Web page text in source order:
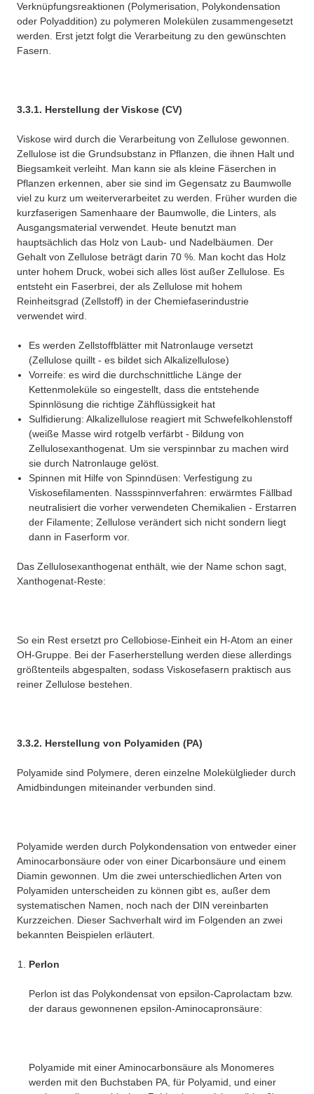
Verknüpfungsreaktionen (Polymerisation, Polykondensation
oder Polyaddition) zu polymeren Molekülen zusammengesetzt
werden. Erst jetzt folgt die Verarbeitung zu den gewünschten
Fasern.
3.3.1. Herstellung der Viskose (CV)
Viskose wird durch die Verarbeitung von Zellulose gewonnen.
Zellulose ist die Grundsubstanz in Pflanzen, die ihnen Halt und
Biegsamkeit verleiht. Man kann sie als kleine Fäserchen in
Pflanzen erkennen, aber sie sind im Gegensatz zu Baumwolle
viel zu kurz um weiterverarbeitet zu werden. Früher wurden die
kurzfaserigen Samenhaare der Baumwolle, die Linters, als
Ausgangsmaterial verwendet. Heute benutzt man
hauptsächlich das Holz von Laub- und Nadelbäumen. Der
Gehalt von Zellulose beträgt darin 70 %. Man kocht das Holz
unter hohem Druck, wobei sich alles löst außer Zellulose. Es
entsteht ein Faserbrei, der als Zellulose mit hohem
Reinheitsgrad (Zellstoff) in der Chemiefaserindustrie
verwendet wird.
Es werden Zellstoffblätter mit Natronlauge versetzt
(Zellulose quillt - es bildet sich Alkalizellulose)
Vorreife: es wird die durchschnittliche Länge der
Kettenmoleküle so eingestellt, dass die entstehende
Spinnlösung die richtige Zähflüssigkeit hat
Sulfidierung: Alkalizellulose reagiert mit Schwefelkohlenstoff
(weiße Masse wird rotgelb verfärbt - Bildung von
Zellulosexanthogenat. Um sie verspinnbar zu machen wird
sie durch Natronlauge gelöst.
Spinnen mit Hilfe von Spinndüsen: Verfestigung zu
Viskosefilamenten. Nassspinnverfahren: erwärmtes Fällbad
neutralisiert die vorher verwendeten Chemikalien - Erstarren
der Filamente; Zellulose verändert sich nicht sondern liegt
dann in Faserform vor.
Das Zellulosexanthogenat enthält, wie der Name schon sagt,
Xanthogenat-Reste:
So ein Rest ersetzt pro Cellobiose-Einheit ein H-Atom an einer
OH-Gruppe. Bei der Faserherstellung werden diese allerdings
größtenteils abgespalten, sodass Viskosefasern praktisch aus
reiner Zellulose bestehen.
3.3.2. Herstellung von Polyamiden (PA)
Polyamide sind Polymere, deren einzelne Molekülglieder durch
Amidbindungen miteinander verbunden sind.
Polyamide werden durch Polykondensation von entweder einer
Aminocarbonsäure oder von einer Dicarbonsäure und einem
Diamin gewonnen. Um die zwei unterschiedlichen Arten von
Polyamiden unterscheiden zu können gibt es, außer dem
systematischen Namen, noch nach der DIN vereinbarten
Kurzzeichen. Dieser Sachverhalt wird im Folgenden an zwei
bekannten Beispielen erläutert.
Perlon
Perlon ist das Polykondensat von epsilon-Caprolactam bzw.
der daraus gewonnenen epsilon-Aminocapronsäure:
Polyamide mit einer Aminocarbonsäure als Monomeres
werden mit den Buchstaben PA, für Polyamid, und einer